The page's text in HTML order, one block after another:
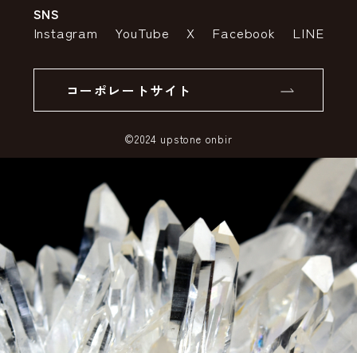
特定商取引法の表示
SSLサーバー証明書とは
SNS
Instagram YouTube X Facebook LINE
コーポレートサイト
©2024 upstone onbir